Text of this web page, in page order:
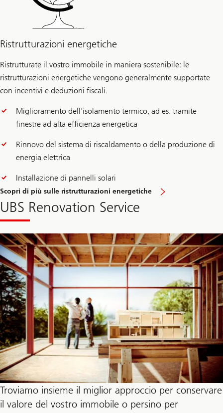
Ristrutturazioni energetiche
Ristrutturate il vostro immobile in maniera sostenibile: le
ristrutturazioni energetiche vengono generalmente supportate
con incentivi e deduzioni fiscali.
Miglioramento dell'isolamento termico, ad es. tramite
finestre ad alta efficienza energetica
Rinnovo del sistema di riscaldamento o della produzione di
energia elettrica
Installazione di pannelli solari
Scopri di più sulle ristrutturazioni energetiche
UBS Renovation Service
Troviamo insieme il miglior approccio per conservare
il valore del vostro immobile o persino per